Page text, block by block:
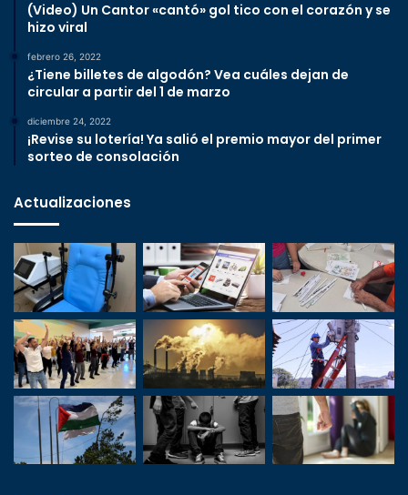
(Video) Un Cantor «cantó» gol tico con el corazón y se
hizo viral
febrero 26, 2022
¿Tiene billetes de algodón? Vea cuáles dejan de
circular a partir del 1 de marzo
diciembre 24, 2022
¡Revise su lotería! Ya salió el premio mayor del primer
sorteo de consolación
Actualizaciones